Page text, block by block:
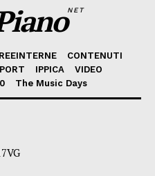
NET
CONTENUTI
IPPICA
VIDEO
The Music Days